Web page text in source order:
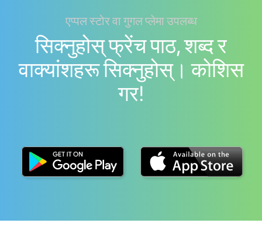
एप्पल स्टोर वा गुगल प्लेमा उपलब्ध
सिक्नुहोस् फ्रेंच पाठ, शब्द र
वाक्यांशहरू सिक्नुहोस्। काेशिस
गर!